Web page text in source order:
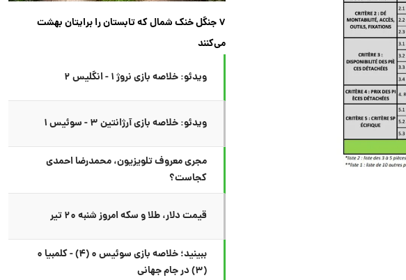
۷ جنگل خنک شمال که تابستان را برایتان بهشت
می‌کنند
ویدئو: خلاصه بازی نروژ ۱ - انگلیس ۲
ویدئو: خلاصه بازی آرژانتین ۳ - سوئیس ۱
مجری معروف تلویزیون، محمدرضا احمدی
کجاست؟
قیمت دلار، طلا و سکه امروز شنبه ۲۰ تیر
ببینید؛ خلاصه بازی سوئیس ۰ (۴) - کلمبیا ۰
(۳) در جام جهانی